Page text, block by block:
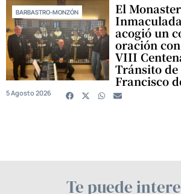
BARBASTRO-MONZÓN El
acogió un
oración
VIII
Tránsito de
Francisco
5 Agosto 2026
Te puede